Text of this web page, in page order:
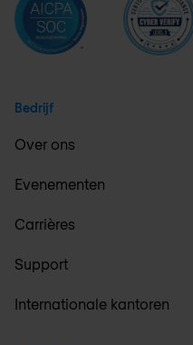
Bedrijf
Over ons
Evenementen
Carrières
Support
Internationale kantoren